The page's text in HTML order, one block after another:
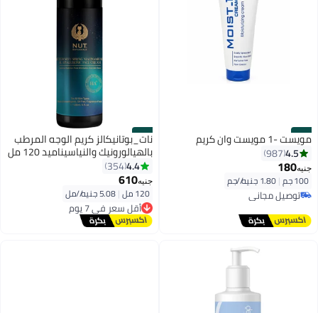
#43
مويست -1 مويست وان كريم
4.5
987
جنيه180
100 جم |
توصيل مجاني
تم بيع +620 مؤخرًا
توصيل مجاني
#44
نات_بوتانيكالز كريم الوجه المرطب
بالهيالورونيك والنياسيناميد 120 مل
4.4
354
جنيه610
120 مل |
أقل سعر في 7 يوم
توصيل مجاني
أقل سعر في 7 يوم